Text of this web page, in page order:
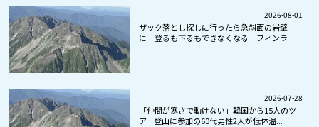
2026-08-01
ザック落とし探しに行ったら急斜面の岩壁
に…登るも下るもできなくなる フィンラン
2026-07-28
「仲間が寒さで動けない」韓国から15人のツ
アー登山に参加の60代男性2人が低体温...